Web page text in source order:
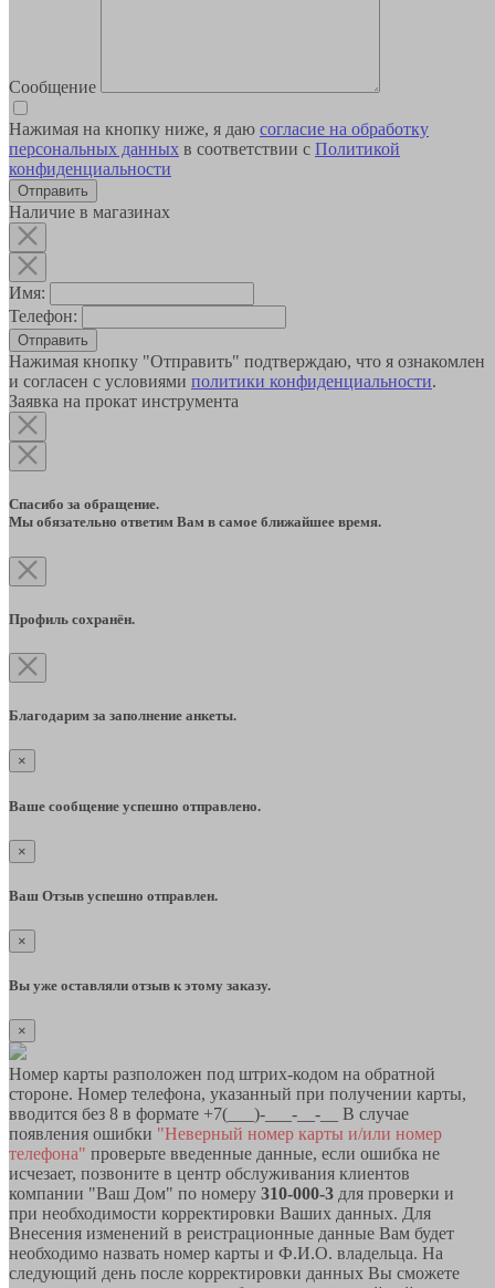
Сообщение
Нажимая на кнопку ниже, я даю согласие на обработку
персональных данных в соответствии с Политикой
конфиденциальности
Наличие в магазинах
Имя:
Телефон:
Отправить
Нажимая кнопку "Отправить" подтверждаю, что я ознакомлен
и согласен с условиями политики конфиденциальности.
Заявка на прокат инструмента
Спасибо за обращение.
Мы обязательно ответим Вам в самое ближайшее время.
Профиль сохранён.
Благодарим за заполнение анкеты.
×
Ваше сообщение успешно отправлено.
×
Ваш Отзыв успешно отправлен.
×
Вы уже оставляли отзыв к этому заказу.
×
Номер карты разположен под штрих-кодом на обратной
стороне. Номер телефона, указанный при получении карты,
вводится без 8 в формате +7(___)-___-__-__ В случае
появления ошибки "Неверный номер карты и/или номер
телефона" проверьте введенные данные, если ошибка не
исчезает, позвоните в центр обслуживания клиентов
компании "Ваш Дом" по номеру 310-000-3 для проверки и
при необходимости корректировки Ваших данных. Для
Внесения изменений в реистрационные данные Вам будет
необходимо назвать номер карты и Ф.И.О. владельца. На
следующий день после корректировки данных Вы сможете